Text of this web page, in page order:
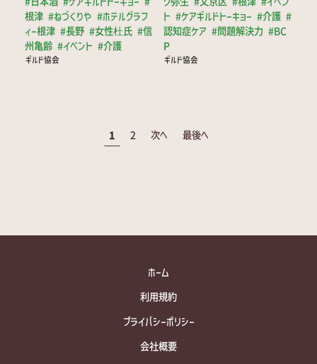
根津 #ねづくりや #ホテルグラフ
ィー根津 #長野 #女性杜氏 #信
州亀齢 #イベント #介護
ギルド協会
ト #ケアギルドトーキョー #介護 #
認知症ケア #問題解決力 #BC
P
ギルド協会
1 2 次へ 最後へ
ホーム
利用規約
プライバシーポリシー
会社概要